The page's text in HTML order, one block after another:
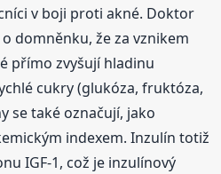
v boji proti akné. Doktor
domněnku, že za vznikem
přímo zvyšují hladinu
cukry (glukóza, fruktóza,
se také označují, jako
indexem. Inzulín totiž
IGF-1, což je inzulínový